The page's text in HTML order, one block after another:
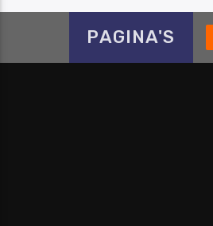
PAGINA'S